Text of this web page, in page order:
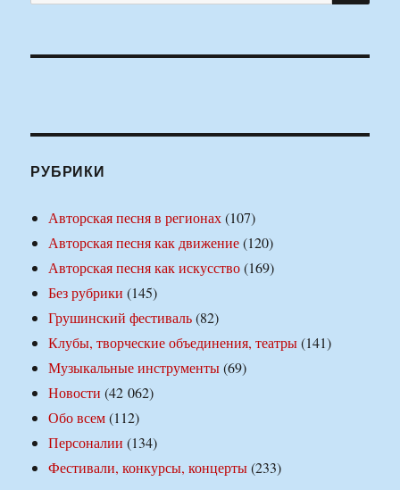
РУБРИКИ
Авторская песня в регионах(107)
Авторская песня как движение(120)
Авторская песня как искусство(169)
Без рубрики (145)
Грушинский фестиваль(82)
Клубы, творческие объединения, театры(141)
Музыкальные инструменты(69)
Новости (42 062)
Обо всем(112)
Персоналии (134)
Фестивали, конкурсы, концерты(233)